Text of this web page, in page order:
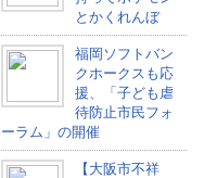
とかくれんぼ
福岡ソフトバン
クホークスも応
援、「子ども虐
待防止市民フォ
ーラム」の開催
【大阪市不祥